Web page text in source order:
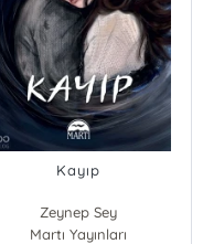
Kayıp
Zeynep Sey
Martı Yayınları